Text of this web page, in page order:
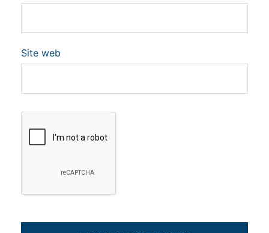
Site web